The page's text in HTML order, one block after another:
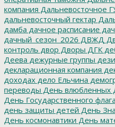
компания Дальневосточное
дальневосточный гектар
дамба дачное расписание
дачный_сезон_2026 ДВЖД
контроль двор Дворы ДГК
Деева дежурные группы
декларационная компания
доходах дело Ельчина
переводы День влюбленных
День Государственного флага
день защиты детей День
День космонавтики День